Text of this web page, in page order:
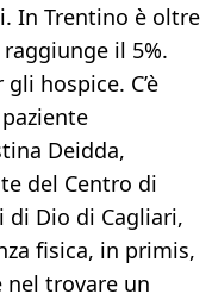
In Trentino è oltre
il 5%.
hospice. C’è
Deidda,
del Centro di
di Dio di Cagliari,
fisica, in primis,
nel trovare un